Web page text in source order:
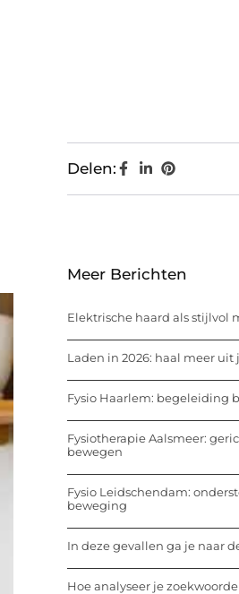
Delen:
Meer Berichten
Elektrische haard als
Laden in 2026: haal meer
Fysio Haarlem: begeleiding
Fysiotherapie Aalsmeer:
bewegen
Fysio Leidschendam:
beweging
In deze gevallen ga je naar
Hoe analyseer je